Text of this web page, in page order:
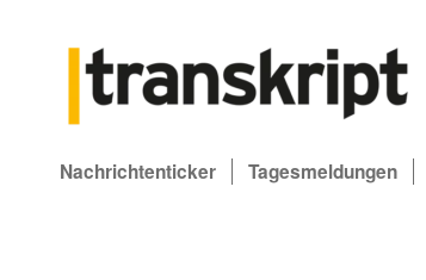
Nachrichtenticker Tagesmeldungen